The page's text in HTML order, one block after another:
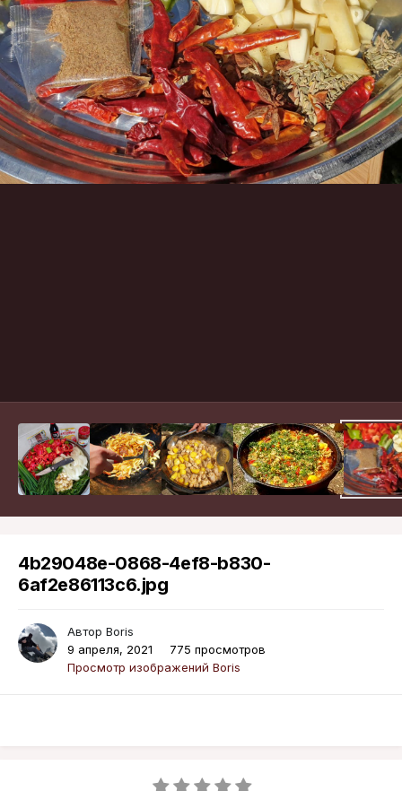
4b29048e-0868-4ef8-b830-
6af2e86113c6.jpg
Автор Boris
9 апреля, 2021
775 просмотров
Просмотр изображений Boris